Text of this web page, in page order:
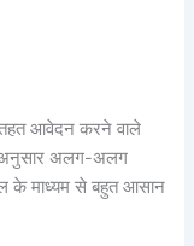
आवेदन करने वाले
अनुसार अलग-अलग
के माध्यम से बहुत आसान